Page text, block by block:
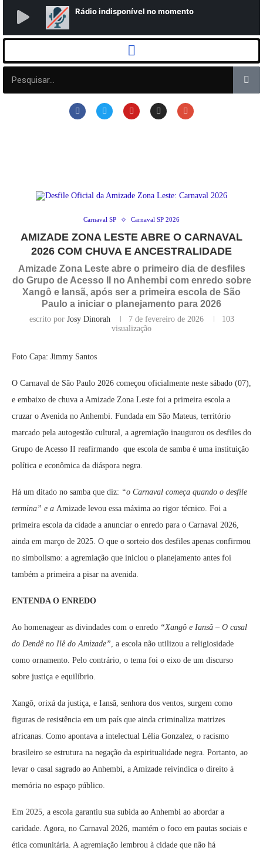
Carnaval SP Carnaval SP 2026
AMIZADE ZONA LESTE ABRE O CARNAVAL
2026 COM CHUVA E ANCESTRALIDADE
Amizade Zona Leste abre o primeiro dia de desfiles
do Grupo de Acesso II no Anhembi com enredo sobre
Xangô e Iansã, após ser a primeira escola de São
Paulo a iniciar o planejamento para 2026
escrito por Josy Dinorah 7 de fevereiro de 2026
103
visualização
Foto Capa: Jimmy Santos
O Carnaval de São Paulo 2026 começou oficialmente neste sábado (07),
e embaixo de chuva a Amizade Zona Leste foi a primeira escola a
cruzar o Avenida no Anhembi. Fundada em São Mateus, território
marcado pela autogestão cultural, a agremiação inaugurou os desfiles do
Grupo de Acesso II reafirmando que escola de samba é uma instituição
política e econômica da diáspora negra.
Há um ditado no samba que diz: “o Carnaval começa quando o desfile
termina” e a Amizade levou essa máxima ao rigor técnico. Foi a
primeira escola da cidade a anunciar o enredo para o Carnaval 2026,
ainda em março de 2025. O que o sorteio dos desfiles apenas confirmou
no simbolismo: a agremiação que iniciou o planejamento antes foi
também a primeira a pisar na avenida.
ENTENDA O ENREDO
Ao homenagear as divindades com o enredo “Xangô e Iansã – O casal
do Dendê no Ilê do Amizade”, a escola não utilizou a religiosidade
como ornamento. Pelo contrário, o tema foi o eixo de um discurso
sobre justiça e equilíbrio.
Xangô, orixá da justiça, e Iansã, senhora dos ventos, surgem como
figuras de resistência em um país que ainda criminaliza matrizes
africanas. Como apontava a intelectual Lélia Gonzalez, o racismo
brasileiro se estrutura na negação da espiritualidade negra. Portanto, ao
levar o casal sagrado ao Anhembi, a Amizade reivindica o direito à
memória no espaço público.
Em 2025, a escola garantiu sua subida ao Anhembi ao abordar a
caridade. Agora, no Carnaval 2026, mantém o foco em pautas sociais e
ética comunitária. A agremiação lembrou à cidade que não há